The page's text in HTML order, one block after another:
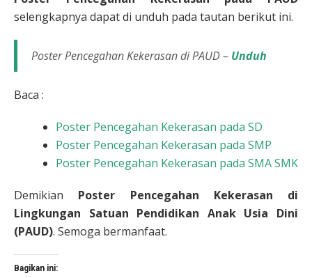
selengkapnya dapat di unduh pada tautan berikut ini.
Poster Pencegahan Kekerasan di PAUD – Unduh
Baca :
Poster Pencegahan Kekerasan pada SD
Poster Pencegahan Kekerasan pada SMP
Poster Pencegahan Kekerasan pada SMA SMK
Demikian Poster Pencegahan Kekerasan di
Lingkungan Satuan Pendidikan Anak Usia Dini
(PAUD). Semoga bermanfaat.
Bagikan ini: